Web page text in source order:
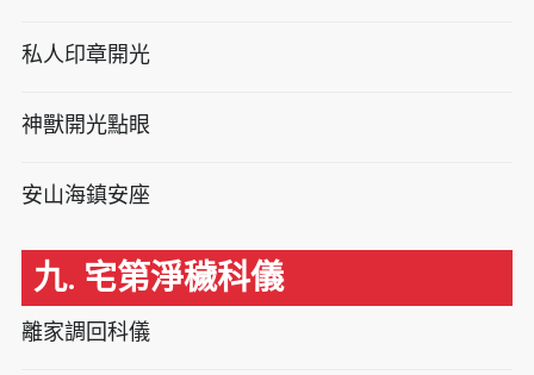
私人印章開光
神獸開光點眼
安山海鎮安座
九. 宅第淨穢科儀
離家調回科儀